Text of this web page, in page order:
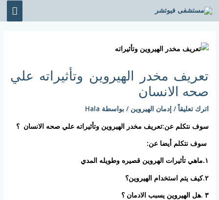
تخطي
إلى
تعريف مخدر الهيروين وتأثيراته علي
صحه الانسان
اترك تعليقاً /إدمان الهيروين / بواسطة Hala
سوف نتكلم عن:تعريف مخدر الهيروين وتأثيراته علي صحه الانسان ؟
سوف نتكلم أيضا عن:
١. ماهي تأثيرات الهروين قصيره وطويله المدي
٢.كيف يتم استخدام الهيروين؟
٣ .هل الهيروين يسبب الادمان ؟
navigation